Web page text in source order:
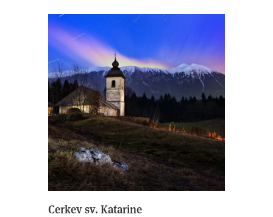
Cerkev sv. Katarine